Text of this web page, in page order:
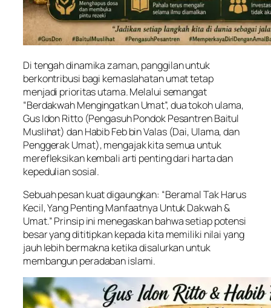
Di tengah dinamika zaman, panggilan untuk
berkontribusi bagi kemaslahatan umat tetap
menjadi prioritas utama. Melalui semangat
“Berdakwah Mengingatkan Umat”, dua tokoh ulama,
Gus Idon Ritto (Pengasuh Pondok Pesantren Baitul
Muslihat) dan Habib Feb bin Valas (Dai, Ulama, dan
Penggerak Umat), mengajak kita semua untuk
merefleksikan kembali arti penting dari harta dan
kepedulian sosial.
Sebuah pesan kuat digaungkan: “Beramal Tak Harus
Kecil, Yang Penting Manfaatnya Untuk Dakwah &
Umat.” Prinsip ini menegaskan bahwa setiap potensi
besar yang dititipkan kepada kita memiliki nilai yang
jauh lebih bermakna ketika disalurkan untuk
membangun peradaban islami.